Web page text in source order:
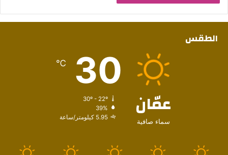
الطقس
عمّان
سماء صافية
30
℃
30º - 22º
39%
5.95 كيلومتر/ساعة